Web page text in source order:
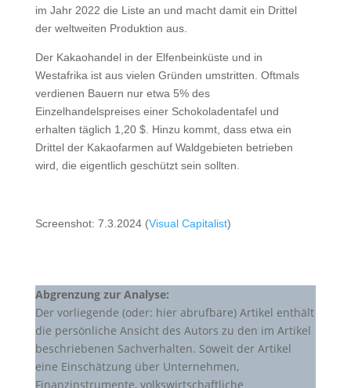
im Jahr 2022 die Liste an und macht damit ein Drittel
der weltweiten Produktion aus.
Der Kakaohandel in der Elfenbeinküste und in
Westafrika ist aus vielen Gründen umstritten. Oftmals
verdienen Bauern nur etwa 5% des
Einzelhandelspreises einer Schokoladentafel und
erhalten täglich 1,20 $. Hinzu kommt, dass etwa ein
Drittel der Kakaofarmen auf Waldgebieten betrieben
wird, die eigentlich geschützt sein sollten.
Screenshot: 7.3.2024 (Visual Capitalist)
Abgrenzung zur Analyse:
Der vorliegende (oder: hier abrufbare) Artikel enthält
die persönliche Ansicht des Autors zu den im Artikel
beschriebenen Sachverhalten. Soweit der Artikel
eine Einschätzung über Unternehmen,
Finanzinstrumente, volkswirtschaftliche